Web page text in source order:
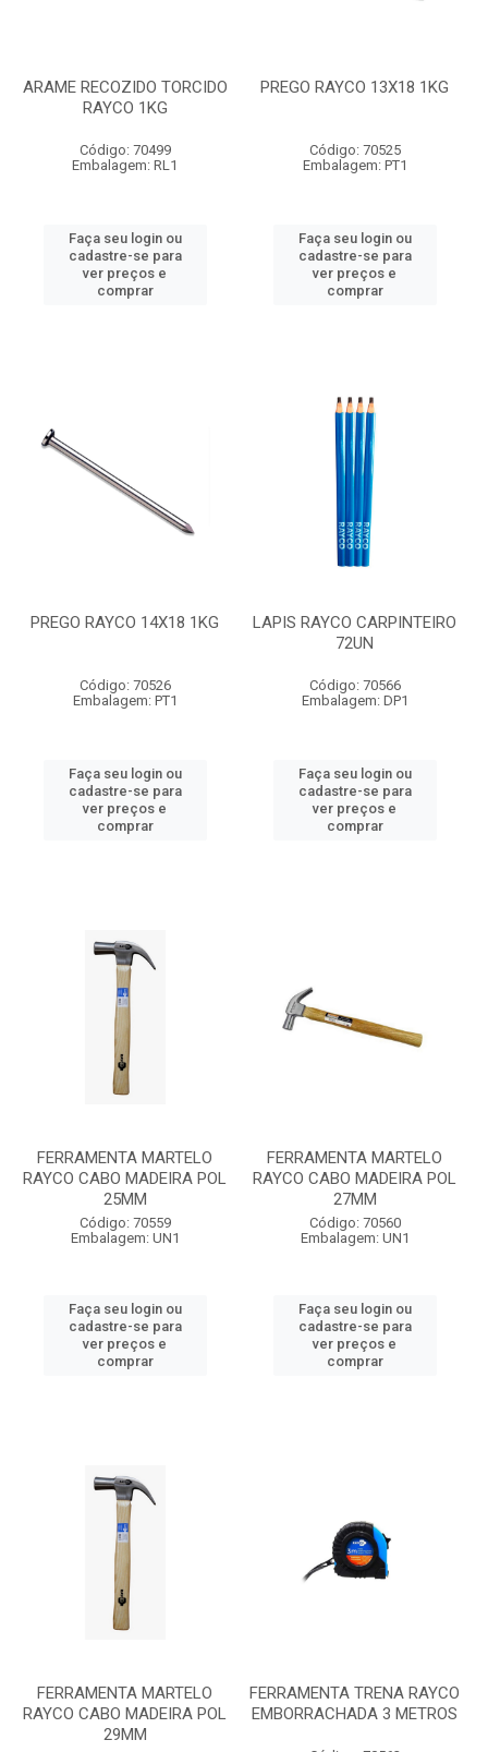
ARAME RECOZIDO TORCIDO
RAYCO 1KG
Código: 70499
Embalagem: RL1
Faça seu login ou
cadastre-se para
ver preços e
comprar
PREGO RAYCO 13X18 1KG
Código: 70525
Embalagem: PT1
Faça seu login ou
cadastre-se para
ver preços e
comprar
PREGO RAYCO 14X18 1KG
Código: 70526
Embalagem: PT1
Faça seu login ou
cadastre-se para
ver preços e
comprar
LAPIS RAYCO CARPINTEIRO
72UN
Código: 70566
Embalagem: DP1
Faça seu login ou
cadastre-se para
ver preços e
comprar
FERRAMENTA MARTELO
RAYCO CABO MADEIRA POL
25MM
Código: 70559
Embalagem: UN1
Faça seu login ou
cadastre-se para
ver preços e
comprar
FERRAMENTA MARTELO
RAYCO CABO MADEIRA POL
27MM
Código: 70560
Embalagem: UN1
Faça seu login ou
cadastre-se para
ver preços e
comprar
FERRAMENTA MARTELO
RAYCO CABO MADEIRA POL
29MM
FERRAMENTA TRENA RAYCO
EMBORRACHADA 3 METROS